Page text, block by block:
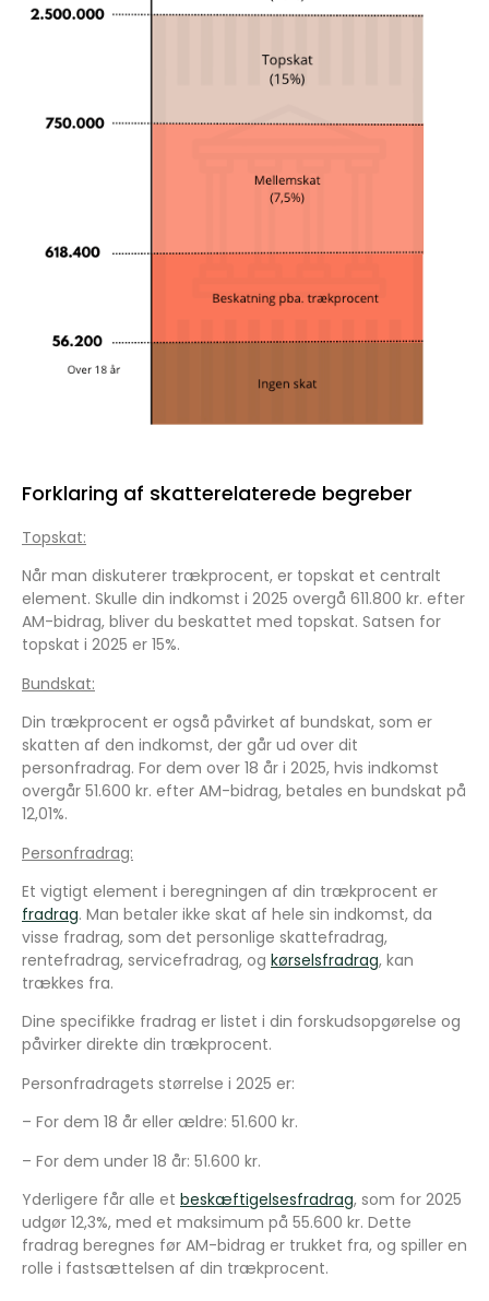
Forklaring af skatterelaterede begreber
Topskat:
Når man diskuterer trækprocent, er topskat et centralt
element. Skulle din indkomst i 2025 overgå 611.800 kr. efter
AM-bidrag, bliver du beskattet med topskat. Satsen for
topskat i 2025 er 15%.
Bundskat:
Din trækprocent er også påvirket af bundskat, som er
skatten af den indkomst, der går ud over dit
personfradrag. For dem over 18 år i 2025, hvis indkomst
overgår 51.600 kr. efter AM-bidrag, betales en bundskat på
12,01%.
Personfradrag:
Et vigtigt element i beregningen af din trækprocent er
fradrag. Man betaler ikke skat af hele sin indkomst, da
visse fradrag, som det personlige skattefradrag,
rentefradrag, servicefradrag, og kørselsfradrag, kan
trækkes fra.
Dine specifikke fradrag er listet i din forskudsopgørelse og
påvirker direkte din trækprocent.
Personfradragets størrelse i 2025 er:
– For dem 18 år eller ældre: 51.600 kr.
– For dem under 18 år: 51.600 kr.
Yderligere får alle et beskæftigelsesfradrag, som for 2025
udgør 12,3%, med et maksimum på 55.600 kr. Dette
fradrag beregnes før AM-bidrag er trukket fra, og spiller en
rolle i fastsættelsen af din trækprocent.